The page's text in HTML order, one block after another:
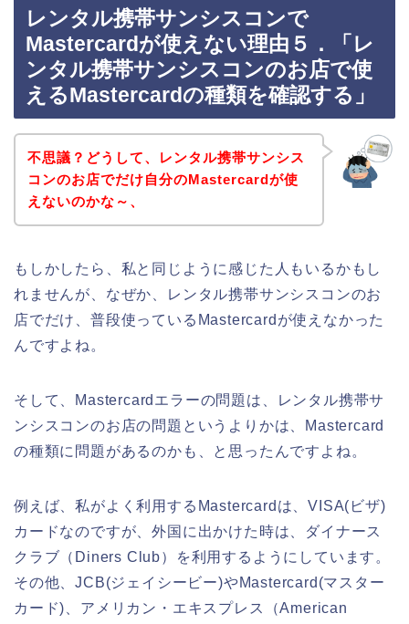
レンタル携帯サンシスコンで
Mastercardが使えない理由５．「レ
ンタル携帯サンシスコンのお店で使
えるMastercardの種類を確認する」
不思議？どうして、レンタル携帯サンシス
コンのお店でだけ自分のMastercardが使
えないのかな～、
もしかしたら、私と同じように感じた人もいるかもし
れませんが、なぜか、レンタル携帯サンシスコンのお
店でだけ、普段使っているMastercardが使えなかった
んですよね。
そして、Mastercardエラーの問題は、レンタル携帯サ
ンシスコンのお店の問題というよりかは、Mastercard
の種類に問題があるのかも、と思ったんですよね。
例えば、私がよく利用するMastercardは、VISA(ビザ)
カードなのですが、外国に出かけた時は、ダイナース
クラブ（Diners Club）を利用するようにしています。
その他、JCB(ジェイシービー)やMastercard(マスター
カード)、アメリカン・エキスプレス（American